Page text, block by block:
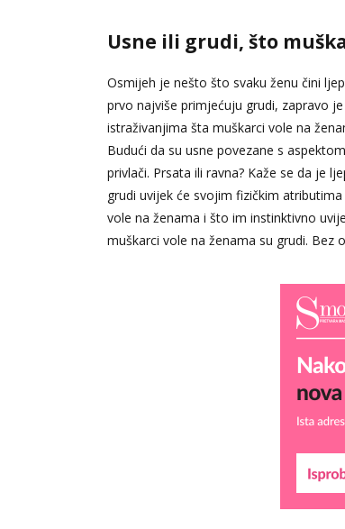
Usne ili grudi, što
Osmijeh je nešto što svaku ženu čini
prvo najviše primjećuju grudi, zapravo
istraživanjima šta muškarci vole na
Budući da su usne povezane s
privlači. Prsata ili ravna? Kaže se da je
grudi uvijek će svojim fizičkim
vole na ženama i što im instinktivno
muškarci vole na ženama su grudi. Bez